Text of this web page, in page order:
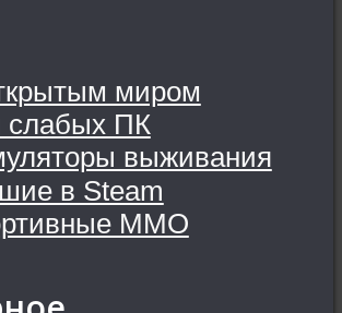
миром
слабых ПК
выживания
в Steam
MMO